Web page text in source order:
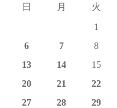
日
月 火
1
6
7 8
13
14 15
20
21 22
27
28 29